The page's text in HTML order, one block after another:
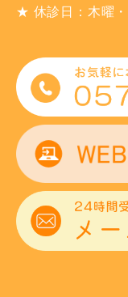
★ 休診日：木曜